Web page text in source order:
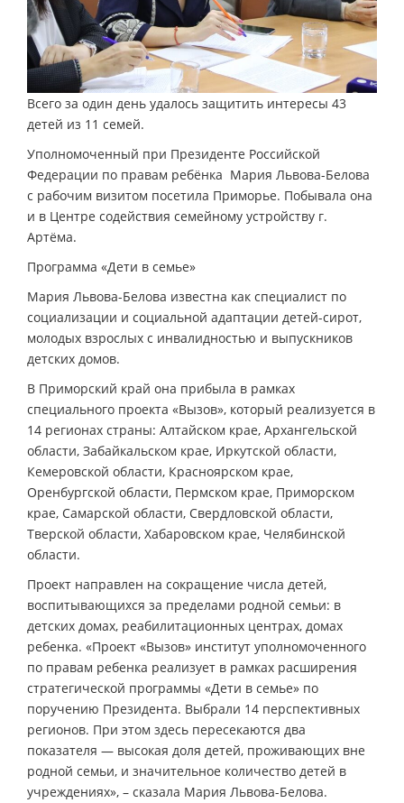
Всего за один день удалось защитить интересы 43
детей из 11 семей.
Уполномоченный при Президенте Российской
Федерации по правам ребёнка Мария Львова-Белова
с рабочим визитом посетила Приморье. Побывала она
и в Центре содействия семейному устройству г.
Артёма.
Программа «Дети в семье»
Мария Львова-Белова известна как специалист по
социализации и социальной адаптации детей-сирот,
молодых взрослых с инвалидностью и выпускников
детских домов.
В Приморский край она прибыла в рамках
специального проекта «Вызов», который реализуется в
14 регионах страны: Алтайском крае, Архангельской
области, Забайкальском крае, Иркутской области,
Кемеровской области, Красноярском крае,
Оренбургской области, Пермском крае, Приморском
крае, Самарской области, Свердловской области,
Тверской области, Хабаровском крае, Челябинской
области.
Проект направлен на сокращение числа детей,
воспитывающихся за пределами родной семьи: в
детских домах, реабилитационных центрах, домах
ребенка. «Проект «Вызов» институт уполномоченного
по правам ребенка реализует в рамках расширения
стратегической программы «Дети в семье» по
поручению Президента. Выбрали 14 перспективных
регионов. При этом здесь пересекаются два
показателя — высокая доля детей, проживающих вне
родной семьи, и значительное количество детей в
учреждениях», – сказала Мария Львова-Белова.